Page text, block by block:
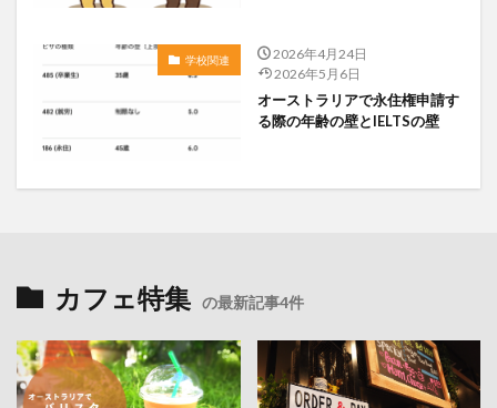
学校関連
2026年4月24日
2026年5月6日
オーストラリアで永住権申請す
る際の年齢の壁とIELTSの壁
カフェ特集 の最新記事4件